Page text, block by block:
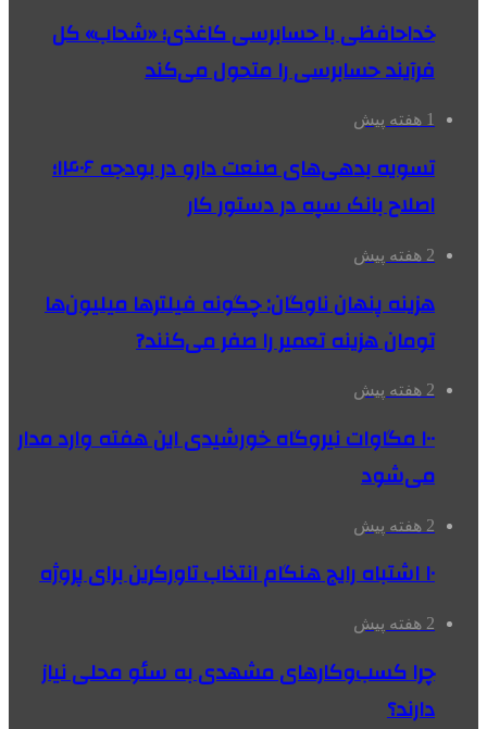
خداحافظی با حسابرسی کاغذی؛ «شحاب» کل
فرآیند حسابرسی را متحول می‌کند
1 هفته پیش
تسویه بدهی‌های صنعت دارو در بودجه ۱۴۰۶؛
اصلاح بانک سپه در دستور کار
2 هفته پیش
هزینه پنهان ناوگان: چگونه فیلترها میلیون‌ها
تومان هزینه تعمیر را صفر می‌کنند?
2 هفته پیش
۱۰۰ مگاوات نیروگاه‌ خورشیدی این هفته وارد مدار
می‌شود
2 هفته پیش
۱۰ اشتباه رایج هنگام انتخاب تاورکرین برای پروژه
2 هفته پیش
چرا کسب‌وکارهای مشهدی به سئو محلی نیاز
دارند؟